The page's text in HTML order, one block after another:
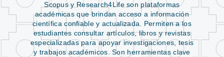
Scopus y Research4Life son plataformas
académicas que brindan acceso a información
científica confiable y actualizada. Permiten a los
estudiantes consultar artículos, libros y revistas
especializadas para apoyar investigaciones, tesis
y trabajos académicos. Son herramientas clave